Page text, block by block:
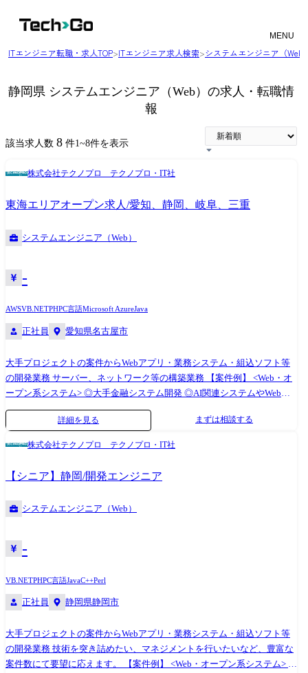
MENU
ITエンジニア転職・求人TOP>ITエンジニア求人検索>システムエンジニア（Web
静岡県 システムエンジニア（Web）の求人・転職情
報
該当求人数 8 件1~8件を表示
株式会社テクノプロ テクノプロ・IT社
東海エリアオープン求人/愛知、静岡、岐阜、三重
システムエンジニア（Web）
-
AWSVB.NETPHPC言語Microsoft AzureJava
正社員 愛知県名古屋市
大手プロジェクトの案件からWebアプリ・業務システム・組込ソフト等
の開発業務 サーバー、ネットワーク等の構築業務 【案件例】 <Web・オ
ープン系システム> ◎大手金融システム開発 ◎AI関連システムやWebア
プリの開発 ◎Androidアプリ、スマートフォン分野での各種開発 ◎ECサ
イト、ポータルサイトの開発 <業務系システム> ◎顧客管理システム開発
開発 <インフラ構築> ◎大手Sier社内情報基盤構築PJ(Windows Server) ◎大
手メーカー基幹システムクラウド構築(AWS,Azure,Google) ◎インフラ仮
想基盤構築(Citrix,Vmware) ◎基幹ネットワークの更改(設計、構築、導入
支援) (変更の範囲)会社の定める業務
詳細を見る まずは相談する
株式会社テクノプロ テクノプロ・IT社
【シニア】静岡/開発エンジニア
システムエンジニア（Web）
-
VB.NETPHPC言語JavaC++Perl
正社員 静岡県静岡市
大手プロジェクトの案件からWebアプリ・業務システム・組込ソフト等
の開発業務 技術を突き詰めたい、マネジメントを行いたいなど、豊富な
案件数にて要望に応えます。 【案件例】 <Web・オープン系システム> ◎